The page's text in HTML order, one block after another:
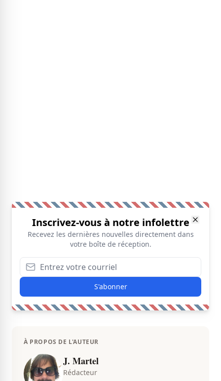
Inscrivez-vous à notre infolettre
Recevez les dernières nouvelles directement dans
votre boîte de réception.
S'abonner
À PROPOS DE L'AUTEUR
J. Martel
Rédacteur